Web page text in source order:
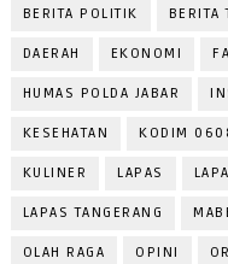
BERITA POLITIK BERITA
DAERAH EKONOMI
HUMAS POLDA JABAR
KESEHATAN KODIM
KULINER LAPAS
LAPAS TANGERANG
OLAH RAGA OPINI